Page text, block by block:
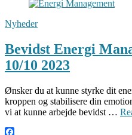
Nyheder
Bevidst Energi
10/10 2023
Ønsker du at kunne styrke dit
kroppen og stabilisere din
vi at kunne arbejde bevidst …